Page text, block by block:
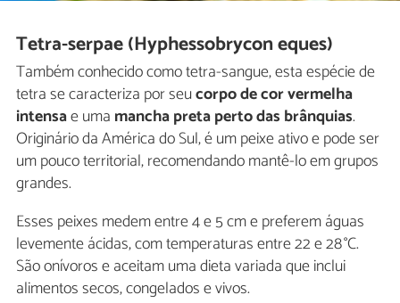
Tetra-serpae (Hyphessobrycon eques)
Também conhecido como tetra-sangue, esta espécie de
tetra se caracteriza por seucorpo de cor vermelha
intensae uma mancha preta perto das brânquias.
Originário da América do Sul, é um peixe ativo e pode ser
um pouco territorial, recomendando mantê-lo em grupos
grandes.
Esses peixes medem entre 4 e 5 cm e preferem águas
levemente ácidas, com temperaturas entre 22 e 28 °C.
São onívoros e aceitam uma dieta variada que inclui
alimentos secos, congelados e vivos.